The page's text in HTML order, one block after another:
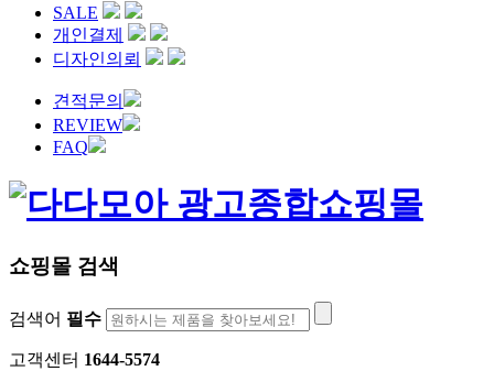
SALE
개인결제
디자인의뢰
견적문의
REVIEW
FAQ
쇼핑몰 검색
검색어 필수
고객센터 1644-5574